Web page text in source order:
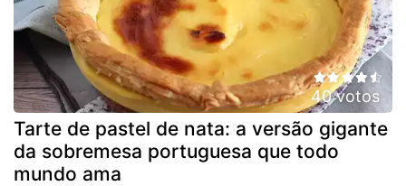
40 votos
Tarte de pastel de nata: a versão gigante
da sobremesa portuguesa que todo
mundo ama